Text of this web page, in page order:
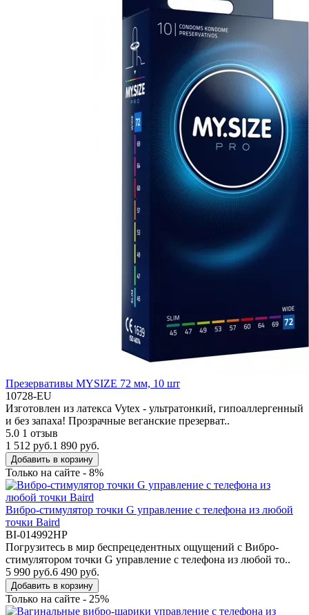
Презервативы MYSIZE 72 мм, 10 шт
10728-EU
Изготовлен из латекса Vytex - ультратонкий, гипоаллергенный
и без запаха! Прозрачные веганские презерват..
5.0 1 отзыв
1 512 руб.1 890 руб.
Добавить в корзину
Только на сайте - 8%
Вибро-стимулятор точки G управление с телефона из любой
точки Baird
BI-014992HP
Погрузитесь в мир беспрецедентных ощущений с Вибро-
стимулятором точки G управление с телефона из любой то..
5 990 руб.6 490 руб.
Добавить в корзину
Только на сайте - 25%